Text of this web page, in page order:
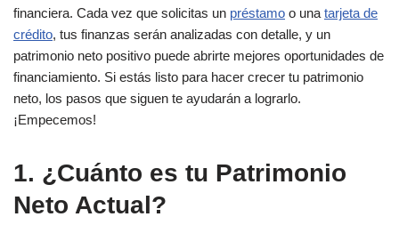
financiera. Cada vez que solicitas un préstamo o una tarjeta de
crédito, tus finanzas serán analizadas con detalle, y un
patrimonio neto positivo puede abrirte mejores oportunidades de
financiamiento. Si estás listo para hacer crecer tu patrimonio
neto, los pasos que siguen te ayudarán a lograrlo.
¡Empecemos!
1. ¿Cuánto es tu Patrimonio
Neto Actual?